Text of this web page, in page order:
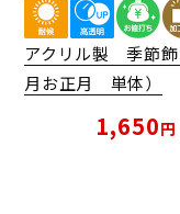
アクリル製 季節飾
月お正月 単体）
1,650